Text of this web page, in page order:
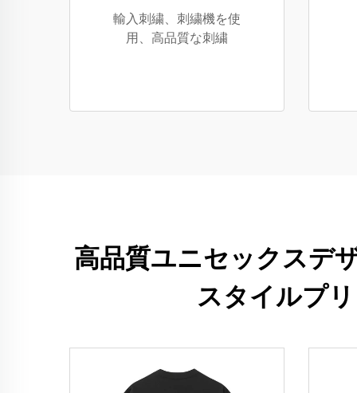
輸入刺繍、刺繍機を使
用、高品質な刺繍
高品質ユニセックスデ
スタイルプ